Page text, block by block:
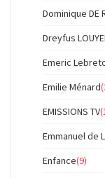
Dominique DE
Dreyfus
Emeric
Emilie Ménard
EMISSIONS TV
Emmanuel de
Enfance(9)